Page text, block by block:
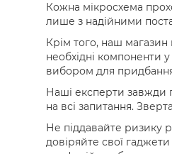
Кожна мікросхема
лише з надійними
Крім того, наш магазин
необхідні компоненти
вибором для
Наші експерти завжди
на всі запитання.
Не піддавайте ризику
довіряйте свої